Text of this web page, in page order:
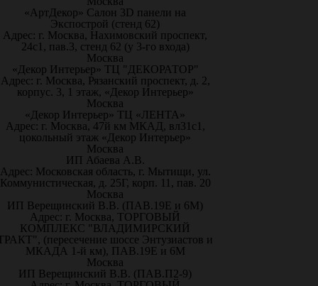
«АртДекор» Салон 3D панели на
Экспострой (стенд 62)
Адрес: г. Москва, Нахимовский проспект,
24с1, пав.3, стенд 62 (у 3-го входа)
Москва
«Декор Интерьер» ТЦ "ДЕКОРАТОР"
Адрес: г. Москва, Рязанский проспект, д. 2,
корпус. 3, 1 этаж, «Декор Интерьер»
Москва
«Декор Интерьер» ТЦ «ЛЕНТА»
Адрес: г. Москва, 47й км МКАД, вл31с1,
цокольный этаж «Декор Интерьер»
Москва
ИП Абаева А.В.
Адрес: Московская область, г. Мытищи, ул.
Коммунистическая, д. 25Г, корп. 11, пав. 20
Москва
ИП Верещинский В.В. (ПАВ.19Е и 6М)
Адрес: г. Москва, ТОРГОВЫЙ
КОМПЛЕКС "ВЛАДИМИРСКИЙ
(пересечение шоссе Энтузиастов и
МКАДА 1-й км), ПАВ.19Е и 6М
Москва
ИП Верещинский В.В. (ПАВ.П2-9)